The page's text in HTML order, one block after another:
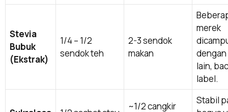
Stevia
Bubuk
(Ekstrak)
1/4 – 1/2
sendok teh
2-3 sendok
makan
merek
lain,
label.
~1/2 cangkir
Stabil